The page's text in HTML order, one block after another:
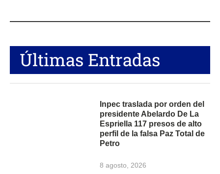
Últimas Entradas
Inpec traslada por orden del
presidente Abelardo De La
Espriella 117 presos de alto
perfil de la falsa Paz Total de
Petro
8 agosto, 2026